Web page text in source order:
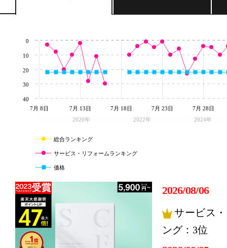
2020年 2022年 2024年
7月 8日 7月 13日 7月 18日 7月 23日 7月 28日
0
10
20
30
40
総合ランキング
サービス・リフォームランキング
価格
2026/08/06
サービス
ング：3位